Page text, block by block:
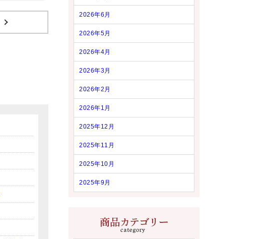
2026年6月
2026年5月
2026年4月
2026年3月
2026年2月
2026年1月
2025年12月
2025年11月
2025年10月
2025年9月